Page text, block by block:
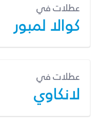
عطلات في
كوالا لمبور
عطلات في
لانكاوي